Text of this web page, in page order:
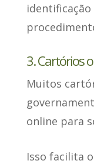
identificação
3. Cartórios
Muitos
online para
Isso facilita